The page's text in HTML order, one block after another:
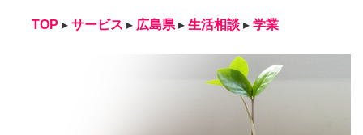
TOP ▸ サービス ▸ 広島県 ▸ 生活相談 ▸ 学業